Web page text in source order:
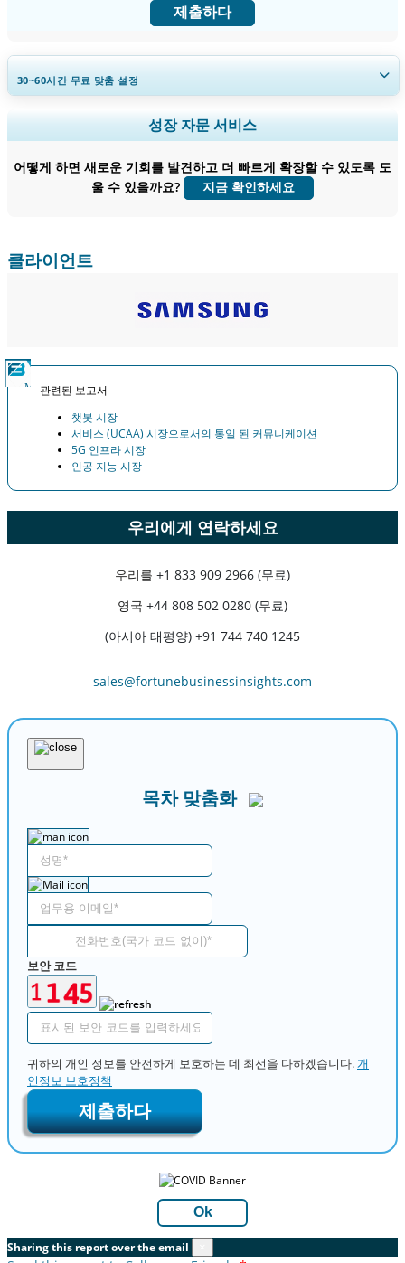
제출하다
30~60시간무료 맞춤 설정
지역 및 국가 범위 확장, 세그먼트 분석, 기업 프로필, 경쟁 벤치마킹, 및 최
종 사용자 인사이트.
지금 맞춤 설정
성장 자문 서비스
어떻게 하면 새로운 기회를 발견하고 더 빠르게 확장할 수 있도록 도
울 수 있을까요?
지금 확인하세요
클라이언트
관련된 보고서
챗봇 시장
서비스 (UCAA) 시장으로서의 통일 된 커뮤니케이션
5G 인프라 시장
인공 지능 시장
우리에게 연락하세요
우리를 +1 833 909 2966 (무료)
영국 +44 808 502 0280 (무료)
(아시아 태평양) +91 744 740 1245
sales@fortunebusinessinsights.com
목차 맞춤화
보안 코드
귀하의 개인 정보를 안전하게 보호하는 데 최선을 다하겠습니다.개
인정보 보호정책
제출하다
Ok
Sharing this report over the email